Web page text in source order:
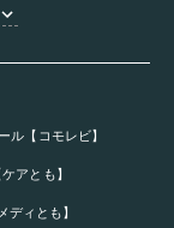
ル【コモレビ】
アとも】
ディとも】